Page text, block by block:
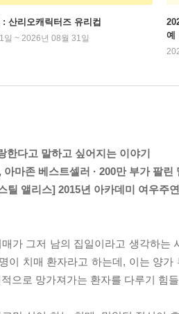
산리오캐릭터즈 유리컵
일 ~ 2026년 08월 31일
예
한다고 말하고 싶어지는 이야기
아마존 베스트셀러 · 200만 부가 팔린
틸 앨리스] 2015년 아카데미 여우주
가 그저 남의 집일이라고 생각하는
이 치매 환자라고 하는데, 이는 양
으로 망가져가는 환자를 다루기 힘